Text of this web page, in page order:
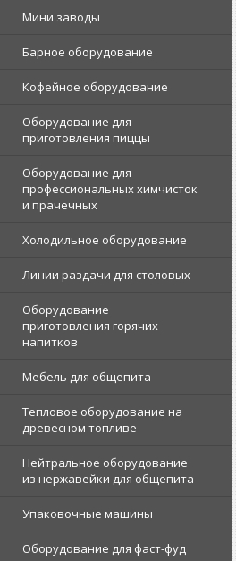
Мини заводы
Барное оборудование
Кофейное оборудование
Оборудование для
приготовления пиццы
Оборудование для
профессиональных химчисток
и прачечных
Холодильное оборудование
Линии раздачи для столовых
Оборудование
приготовления горячих
напитков
Мебель для общепита
Тепловое оборудование на
древесном топливе
Нейтральное оборудование
из нержавейки для общепита
Упаковочные машины
Оборудование для фаст-фуд